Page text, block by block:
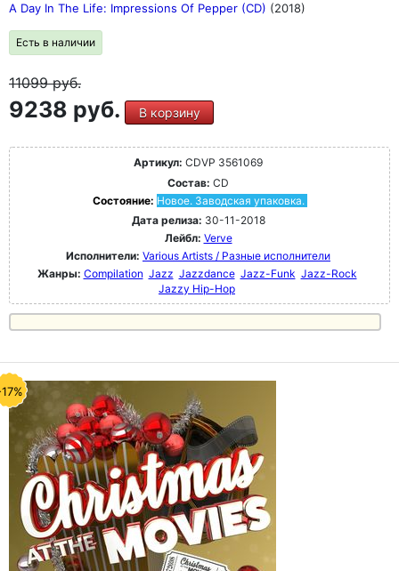
A Day In The Life: Impressions Of Pepper (CD) (2018)
Есть в наличии
11099руб.
9238 руб. В корзину
Артикул: CDVP 3561069
Состав: CD
Состояние: Новое. Заводская упаковка.
Дата релиза: 30-11-2018
Лейбл: Verve
Исполнители: Various Artists / Разные исполнители
Жанры: Compilation Jazz Jazzdance Jazz-Funk Jazz-Rock
Jazzy Hip-Hop